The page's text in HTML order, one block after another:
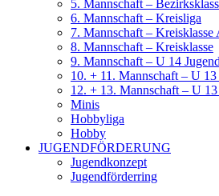
5. Mannschaft –
6. Mannschaft – Kreisliga
7. Mannschaft – Kreisklasse
8. Mannschaft – Kreisklasse
9. Mannschaft – U 14
10. + 11. Mannschaft – U
12. + 13. Mannschaft – U
Minis
Hobbyliga
Hobby
JUGENDFÖRDERUNG
Jugendkonzept
Jugendförderring